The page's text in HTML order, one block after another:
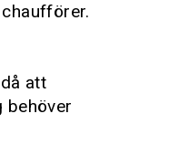
att
behöver